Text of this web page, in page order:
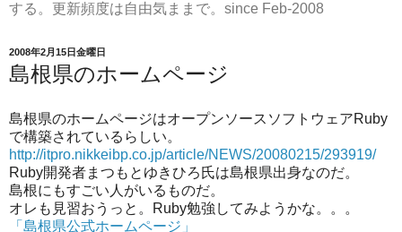
する。更新頻度は自由気ままで。since Feb-2008
2008年2月15日金曜日
島根県のホームページ
島根県のホームページはオープンソースソフトウェアRuby
で構築されているらしい。
http://itpro.nikkeibp.co.jp/article/NEWS/20080215/293919/
Ruby開発者まつもとゆきひろ氏は島根県出身なのだ。
島根にもすごい人がいるものだ。
オレも見習おうっと。Ruby勉強してみようかな。。。
「島根県公式ホームページ」